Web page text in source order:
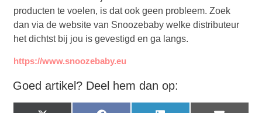
producten te voelen, is dat ook geen probleem. Zoek
dan via de website van Snoozebaby welke distributeur
het dichtst bij jou is gevestigd en ga langs.
https://www.snoozebaby.eu
Goed artikel? Deel hem dan op: